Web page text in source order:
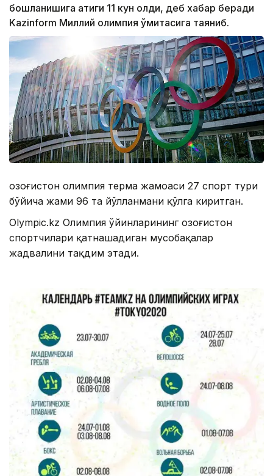
бошланишига атиги 11 кун қолди, деб хабар беради
Kazinform Миллий олимпия қўмитасига таяниб.
Қозоғистон олимпия терма жамоаси 27 спорт тури
бўйича жами 96 та йўлланмани қўлга киритган.
Olympic.kz Олимпия ўйинларининг Қозоғистон
спортчилари қатнашадиган мусобақалар
жадвалини тақдим этади.